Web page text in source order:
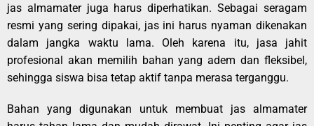
jas almamater juga harus diperhatikan. Sebagai seragam
resmi yang sering dipakai, jas ini harus nyaman dikenakan
dalam jangka waktu lama. Oleh karena itu, jasa jahit
profesional akan memilih bahan yang adem dan fleksibel,
sehingga siswa bisa tetap aktif tanpa merasa terganggu.
Bahan yang digunakan untuk membuat jas almamater